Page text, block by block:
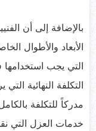
بالإضافة إلى أن
الأبعاد والأطوال
التي يجب
التكلفة النهائية
مدركاً للتكلفة
خدمات العزل التي